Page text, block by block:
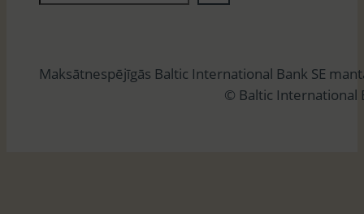
e
ē
Maksātnespējīgās Baltic International Bank SE
© Baltic International